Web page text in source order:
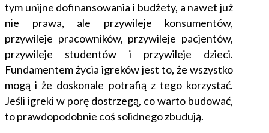
tym unijne dofinansowania i budżety, a nawet już
nie prawa, ale przywileje konsumentów,
przywileje pracowników, przywileje pacjentów,
przywileje studentów i przywileje dzieci.
Fundamentem życia igrekówjest to, że wszystko
mogą i że doskonale potrafią z tego korzystać.
Jeśli igreki w porę dostrzegą, co warto budować,
to prawdopodobnie coś solidnego zbudują.